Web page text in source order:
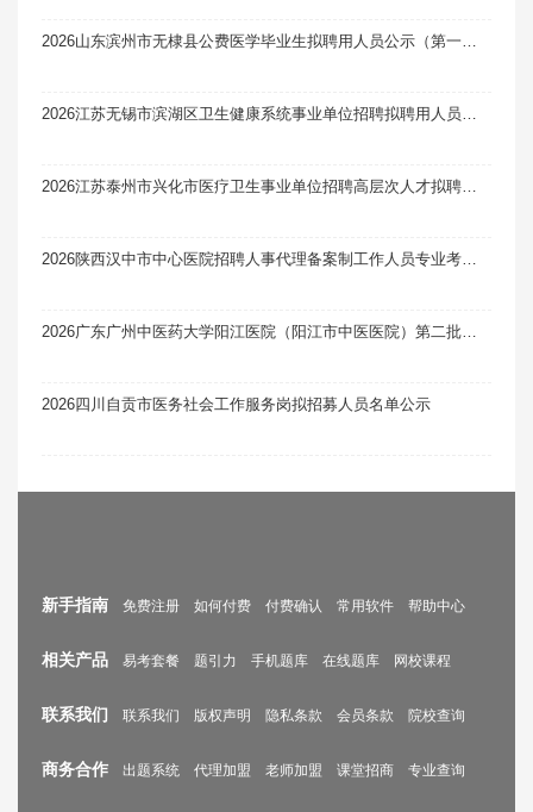
2026四川自贡市医务社会工作服务岗拟招募人员名单公示
新手指南 免费注册 如何付费 付费确认 常用软件 帮助中心
相关产品 易考套餐 题引力 手机题库 在线题库 网校课程
联系我们 联系我们 版权声明 隐私条款 会员条款 院校查询
商务合作 出题系统 代理加盟 老师加盟 课堂招商 专业查询